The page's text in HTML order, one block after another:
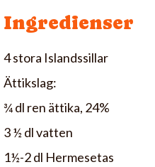
Ingredienser
4 stora Islandssillar
Ättikslag:
¾ dl ren ättika, 24%
3 ½ dl vatten
1½-2 dl Hermesetas